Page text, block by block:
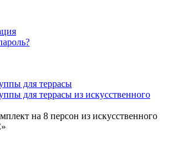
для террасы
для террасы из искусственного
на 8 персон из искусственного